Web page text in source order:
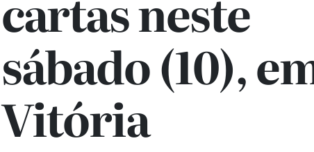
sábado (10),
Vitória